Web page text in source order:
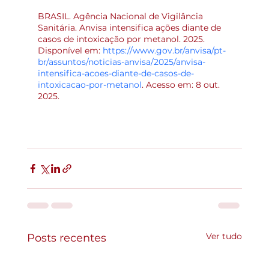
BRASIL. Agência Nacional de Vigilância
Sanitária. Anvisa intensifica ações diante de
casos de intoxicação por metanol. 2025.
Disponível em: https://www.gov.br/anvisa/pt-
br/assuntos/noticias-anvisa/2025/anvisa-
intensifica-acoes-diante-de-casos-de-
intoxicacao-por-metanol. Acesso em: 8 out.
2025.
Posts recentes Ver tudo